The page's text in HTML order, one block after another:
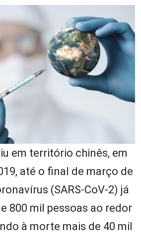
em território chinês, em
até o final de março de
(SARS-CoV-2) já
800 mil pessoas ao redor
à morte mais de 40 mil